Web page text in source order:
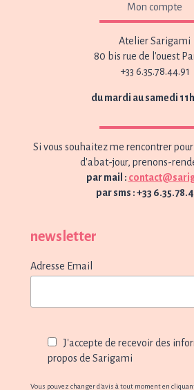
Mon compte
Atelier Sarigami
80 bis rue de l'ouest
+33 6.35.78.44.91
du mardi au samedi
Si vous souhaitez me rencontrer
d'abat-jour, prenons-
par mail :
par sms : +33
newsletter
Adresse Email
J'accepte de recevoir des
propos de Sarigami
Vous pouvez changer d'avis à tout moment en